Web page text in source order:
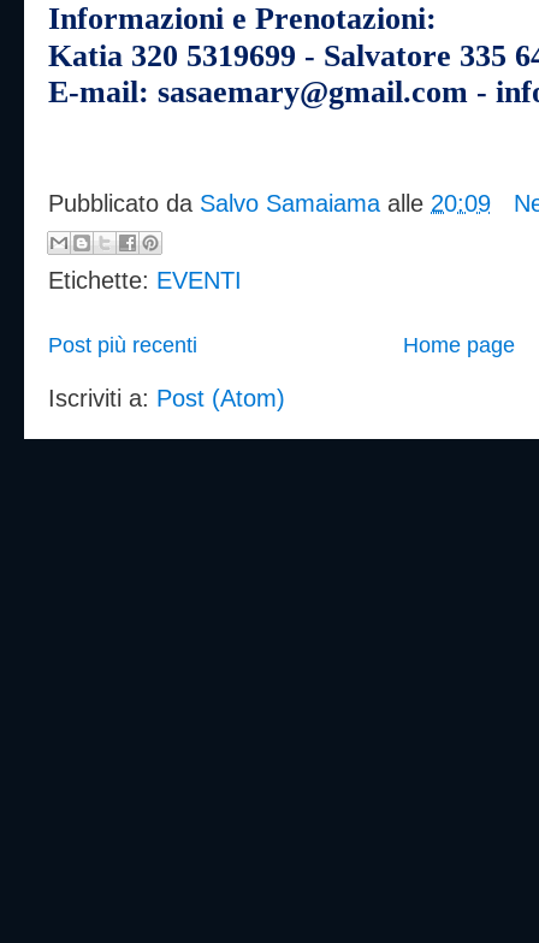
Informazioni e Prenotazioni:
Katia 320 5319699 - Salvatore 335
E-mail: sasaemary@gmail.com -
Pubblicato da Salvo Samaiama alle 20:09
Etichette: EVENTI
Post più recenti Home page
Iscriviti a: Post (Atom)